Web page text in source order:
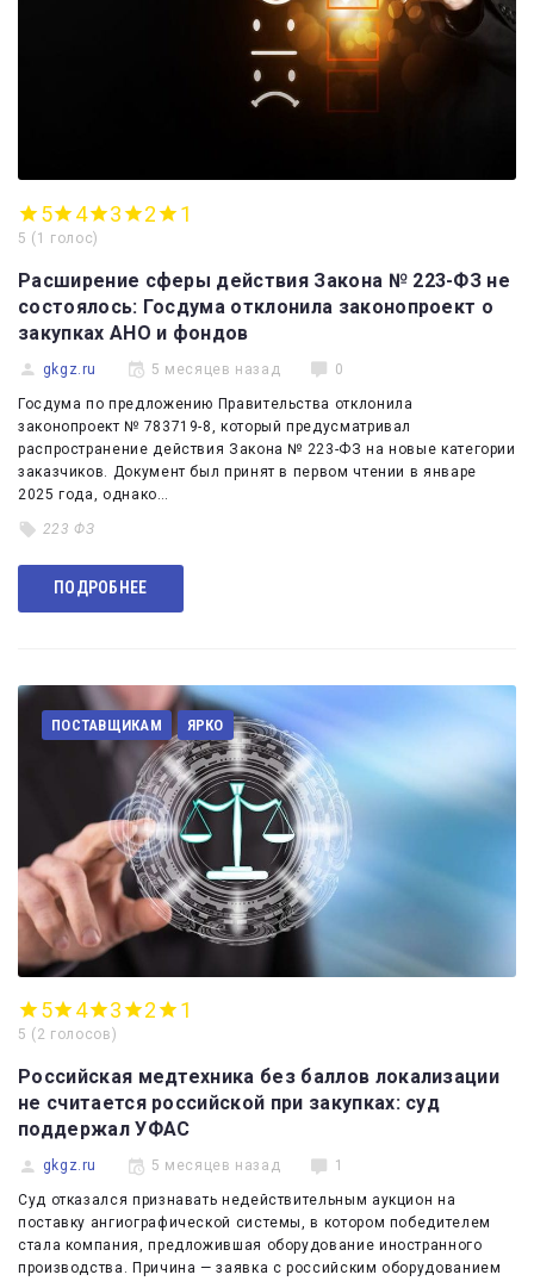
5 4 3 2 1
5 (1 голос)
Расширение сферы действия Закона № 223-ФЗ не
состоялось: Госдума отклонила законопроект о
закупках АНО и фондов
gkgz.ru 5 месяцев назад 0
Госдума по предложению Правительства отклонила
законопроект № 783719-8, который предусматривал
распространение действия Закона № 223-ФЗ на новые категории
заказчиков. Документ был принят в первом чтении в январе
2025 года, однако…
223 ФЗ
ПОДРОБНЕЕ
ПОСТАВЩИКАМ ЯРКО
5 4 3 2 1
5 ( 2 голосов )
Российская медтехника без баллов локализации
не считается российской при закупках: суд
поддержал УФАС
gkgz.ru 5 месяцев назад 1
Суд отказался признавать недействительным аукцион на
поставку ангиографической системы, в котором победителем
стала компания, предложившая оборудование иностранного
производства. Причина — заявка с российским оборудованием